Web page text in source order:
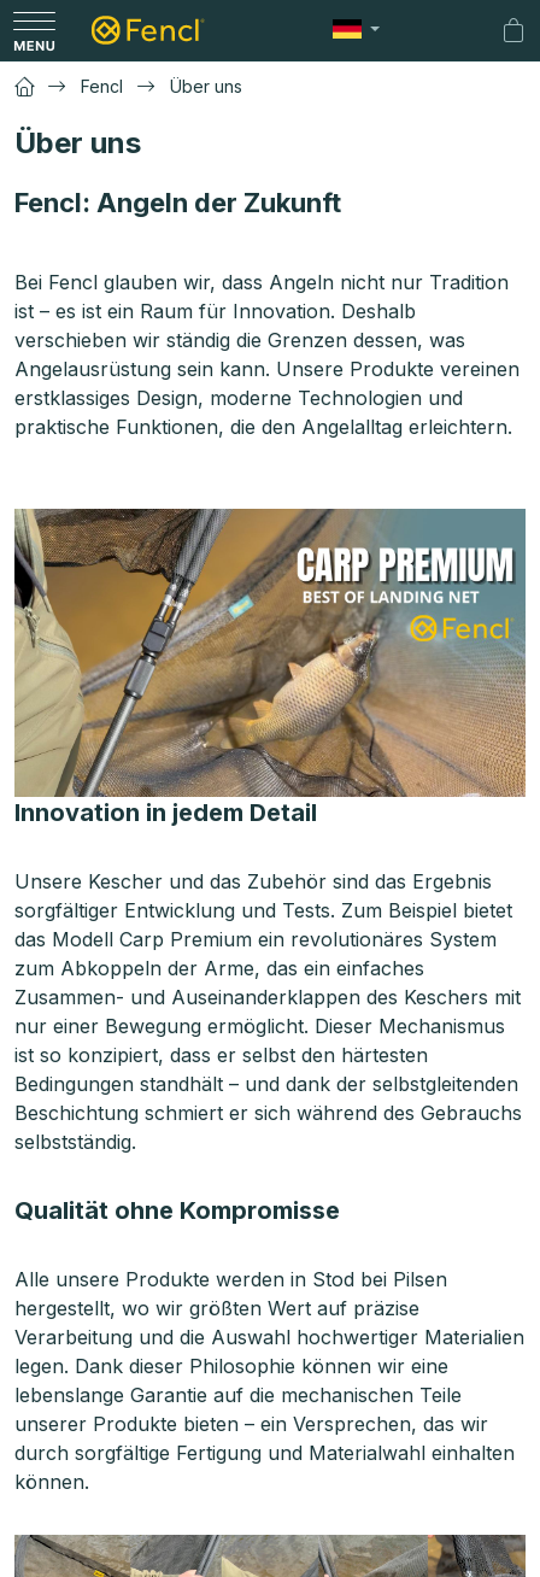
Zum
Inhalt
springen
Fencl Über uns
Über uns
Fencl: Angeln der Zukunft
Bei Fencl glauben wir, dass Angeln nicht nur Tradition
ist – es ist ein Raum für Innovation. Deshalb
verschieben wir ständig die Grenzen dessen, was
Angelausrüstung sein kann. Unsere Produkte vereinen
erstklassiges Design, moderne Technologien und
praktische Funktionen, die den Angelalltag erleichtern.
Innovation in jedem Detail
Unsere Kescher und das Zubehör sind das Ergebnis
sorgfältiger Entwicklung und Tests. Zum Beispiel bietet
das Modell Carp Premium ein revolutionäres System
zum Abkoppeln der Arme, das ein einfaches
Zusammen- und Auseinanderklappen des Keschers mit
nur einer Bewegung ermöglicht. Dieser Mechanismus
ist so konzipiert, dass er selbst den härtesten
Bedingungen standhält – und dank der selbstgleitenden
Beschichtung schmiert er sich während des Gebrauchs
selbstständig.
Qualität ohne Kompromisse
Alle unsere Produkte werden in Stod bei Pilsen
hergestellt, wo wir größten Wert auf präzise
Verarbeitung und die Auswahl hochwertiger Materialien
legen. Dank dieser Philosophie können wir eine
lebenslange Garantie auf die mechanischen Teile
unserer Produkte bieten – ein Versprechen, das wir
durch sorgfältige Fertigung und Materialwahl einhalten
können.